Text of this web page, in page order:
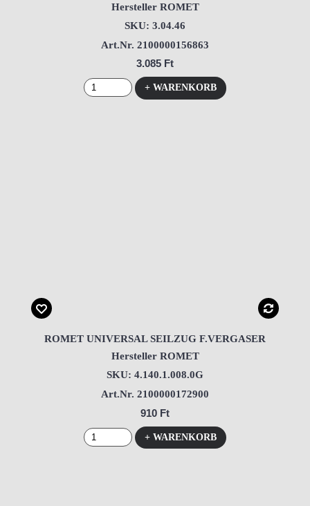
Hersteller ROMET
SKU: 3.04.46
Art.Nr. 2100000156863
3.085 Ft
+ WARENKORB
ROMET UNIVERSAL SEILZUG F.VERGASER
Hersteller ROMET
SKU: 4.140.1.008.0G
Art.Nr. 2100000172900
910 Ft
+ WARENKORB